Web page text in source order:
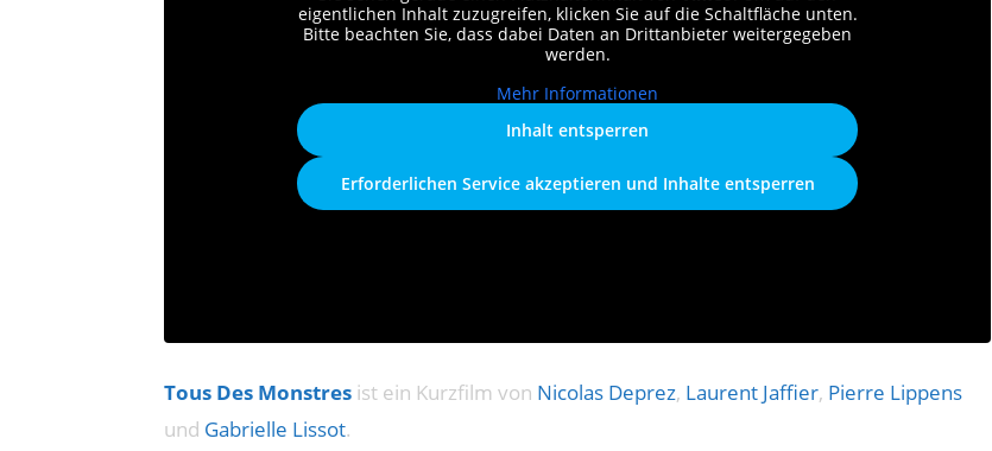
eigentlichen Inhalt zuzugreifen, klicken Sie auf die Schaltfläche unten.
Bitte beachten Sie, dass dabei Daten an Drittanbieter weitergegeben
werden.
Mehr Informationen
Inhalt entsperren
Erforderlichen Service akzeptieren und Inhalte entsperren
Tous Des Monstres ist ein Kurzfilm von Nicolas Deprez, Laurent Jaffier, Pierre Lippens
und Gabrielle Lissot.